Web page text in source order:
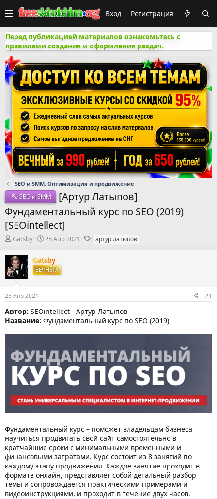
Вход Регистрация
Перед публикацией материалов ознакомьтесь с
правилами создания и оформления раздач.
SEO и SMM, Оптимизация и продвижение
SEO и SMM
[Артур Латыпов]
Фундаментальный курс по SEO (2019)
[SEOintellect]
А
т
о
р
м
ы
Gatsby
Д
т
а
н
а
л
а
25 Апр 2021
Тартур латыпов
Gatsby
ВЕЧНЫЙ
25 Апр 2021 #1
Автор: SEOintellect - Артур Латыпов
Название: Фундаментальный курс по SEO (2019)
Фундаментальный курс – поможет владельцам бизнеса
научиться продвигать свой сайт самостоятельно в
кратчайшие сроки с минимальными временными и
финансовыми затратами. Курс состоит из 8 занятий по
каждому этапу продвижения. Каждое занятие проходит в
формате онлайн, представляет собой детальный разбор
темы и сопровождается практическими примерами и
видеоинструкциями, и проходит в течение двух часов.